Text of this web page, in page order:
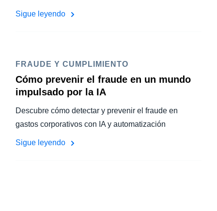
Sigue leyendo
FRAUDE Y CUMPLIMIENTO
Cómo prevenir el fraude en un mundo
impulsado por la IA
Descubre cómo detectar y prevenir el fraude en
gastos corporativos con IA y automatización
Sigue leyendo